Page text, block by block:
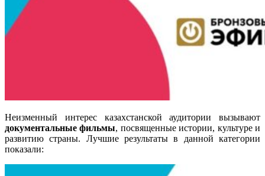
Неизменный интерес казахстанской аудитории вызывают
документальные фильмы, посвященные истории, культуре и
развитию страны. Лучшие результаты в данной категории
показали: